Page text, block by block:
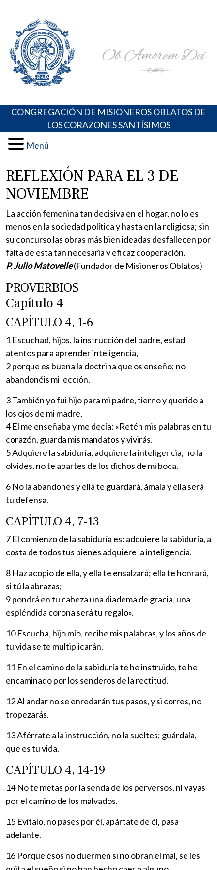
content
Portal de los Padres Oblatos. Advocaciones Marianas,
Oraciones, Música religiosa y más
CONGREGACIÓN DE MISIONEROS OBLATOS DE
LOS CORAZONES SANTÍSIMOS
Menú
REFLEXIÓN PARA EL 3 DE
NOVIEMBRE
La acción femenina tan decisiva en el hogar, no lo es
menos en la sociedad política y hasta en la religiosa; sin
su concurso las obras más bien ideadas desfallecen por
falta de esta tan necesaria y eficaz cooperación.
P. Julio Matovelle(Fundador de Misioneros Oblatos)
PROVERBIOS
Capítulo 4
CAPÍTULO 4, 1-6
1 Escuchad, hijos, la instrucción del padre, estad
atentos para aprender inteligencia,
2 porque es buena la doctrina que os enseño; no
abandonéis mi lección.
3 También yo fui hijo para mi padre, tierno y querido a
los ojos de mi madre,
4 El me enseñaba y me decía: «Retén mis palabras en tu
corazón, guarda mis mandatos y vivirás.
5 Adquiere la sabiduría, adquiere la inteligencia, no la
olvides, no te apartes de los dichos de mi boca.
6 No la abandones y ella te guardará, ámala y ella será
tu defensa.
CAPÍTULO 4, 7-13
7 El comienzo de la sabiduría es: adquiere la sabiduría, a
costa de todos tus bienes adquiere la inteligencia.
8 Haz acopio de ella, y ella te ensalzará; ella te honrará,
si tú la abrazas;
9 pondrá en tu cabeza una diadema de gracia, una
espléndida corona será tu regalo».
10 Escucha, hijo mío, recibe mis palabras, y los años de
tu vida se te multiplicarán.
11 En el camino de la sabiduría te he instruido, te he
encaminado por los senderos de la rectitud.
12 Al andar no se enredarán tus pasos, y si corres, no
tropezarás.
13 Aférrate a la instrucción, no la sueltes; guárdala,
que es tu vida.
CAPÍTULO 4, 14-19
14 No te metas por la senda de los perversos, ni vayas
por el camino de los malvados.
15 Evítalo, no pases por él, apártate de él, pasa
adelante.
16 Porque ésos no duermen si no obran el mal, se les